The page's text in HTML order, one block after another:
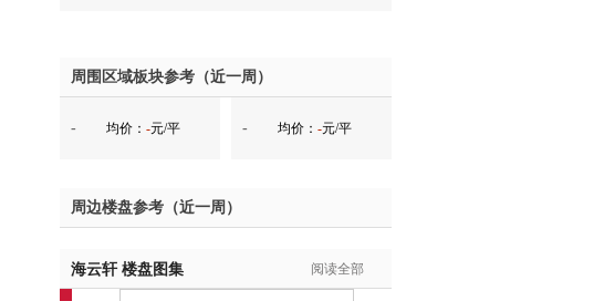
吴先生:139****9780
韩女士:158****2390
蔡女士:138****2322
吴小姐:139****6438
姚先生:137****6367
黄先生:138****7263
周围区域板块参考（近一周）
- 均价： -元/平 - 均价： -元/平
周边楼盘参考（近一周）
海云轩楼盘图集 阅读全部